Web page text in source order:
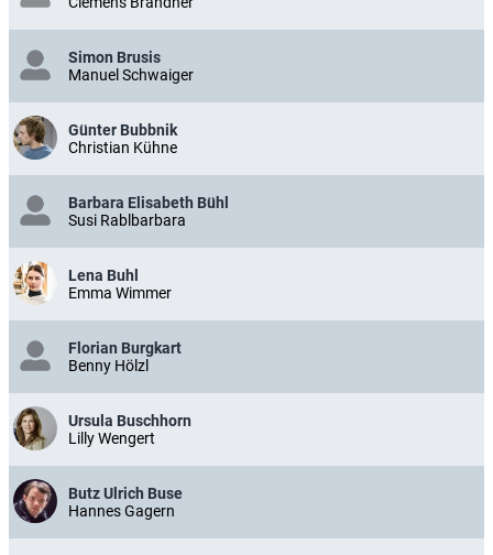
Simon Brusis
Manuel Schwaiger
Günter Bubbnik
Christian Kühne
Barbara Elisabeth Bühl
Susi Rablbarbara
Lena Buhl
Emma Wimmer
Florian Burgkart
Benny Hölzl
Ursula Buschhorn
Lilly Wengert
Butz Ulrich Buse
Hannes Gagern